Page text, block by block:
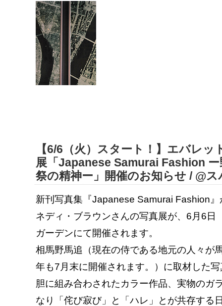
【6/6（火）スタート！】エバレ
展「Japanese Samurai Fashion
祭の精神ー」開催のお知らせ / @
新刊写真集『Japanese Samurai Fashion
ネディ・ブラウンさんの写真展が、6月6日
ガーデンにて開催されます。
相馬野馬追（現在の侍である地元の人々が
年も7月末に開催されます。） に取材した
胆に組み合わされたカラー作品、実物のガ
なり「侘び寂び」と「ハレ」とが共存する